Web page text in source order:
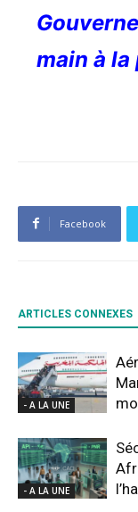
main à la
Facebook
ARTICLES CONNEXES
- A LA UNE
- A LA UNE